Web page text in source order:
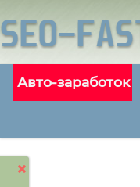
Авто-заработок